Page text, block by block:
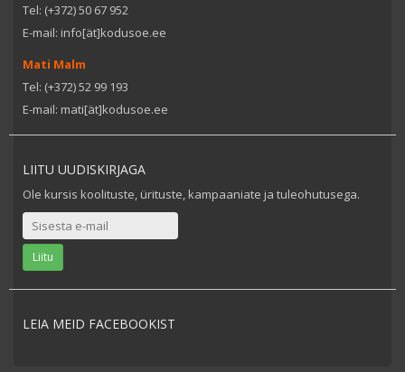
Tel: (+372) 50 67 952
E-mail: info[ät]kodusoe.ee
Mati Malm
Tel: (+372) 52 99 193
E-mail: mati[ät]kodusoe.ee
LIITU UUDISKIRJAGA
Ole kursis koolituste, ürituste, kampaaniate ja tuleohutusega.
LEIA MEID FACEBOOKIST